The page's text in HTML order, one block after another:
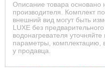
Описание товара
производителя. Комплект
внешний вид могут быть
LUXE без
водонагревателя
параметры, комплектацию,
у продавца.